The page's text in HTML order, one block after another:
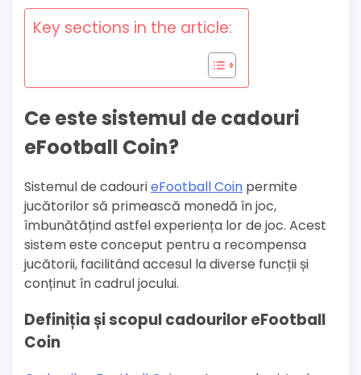
Key sections in the article:
Ce este sistemul de cadouri
eFootball Coin?
Sistemul de cadourieFootball Coin permite
jucătorilor să primească monedă în joc,
îmbunătățind astfel experiența lor de joc. Acest
sistem este conceput pentru a recompensa
jucătorii, facilitând accesul la diverse funcții și
conținut în cadrul jocului.
Definiția și scopul cadourilor eFootball
Coin